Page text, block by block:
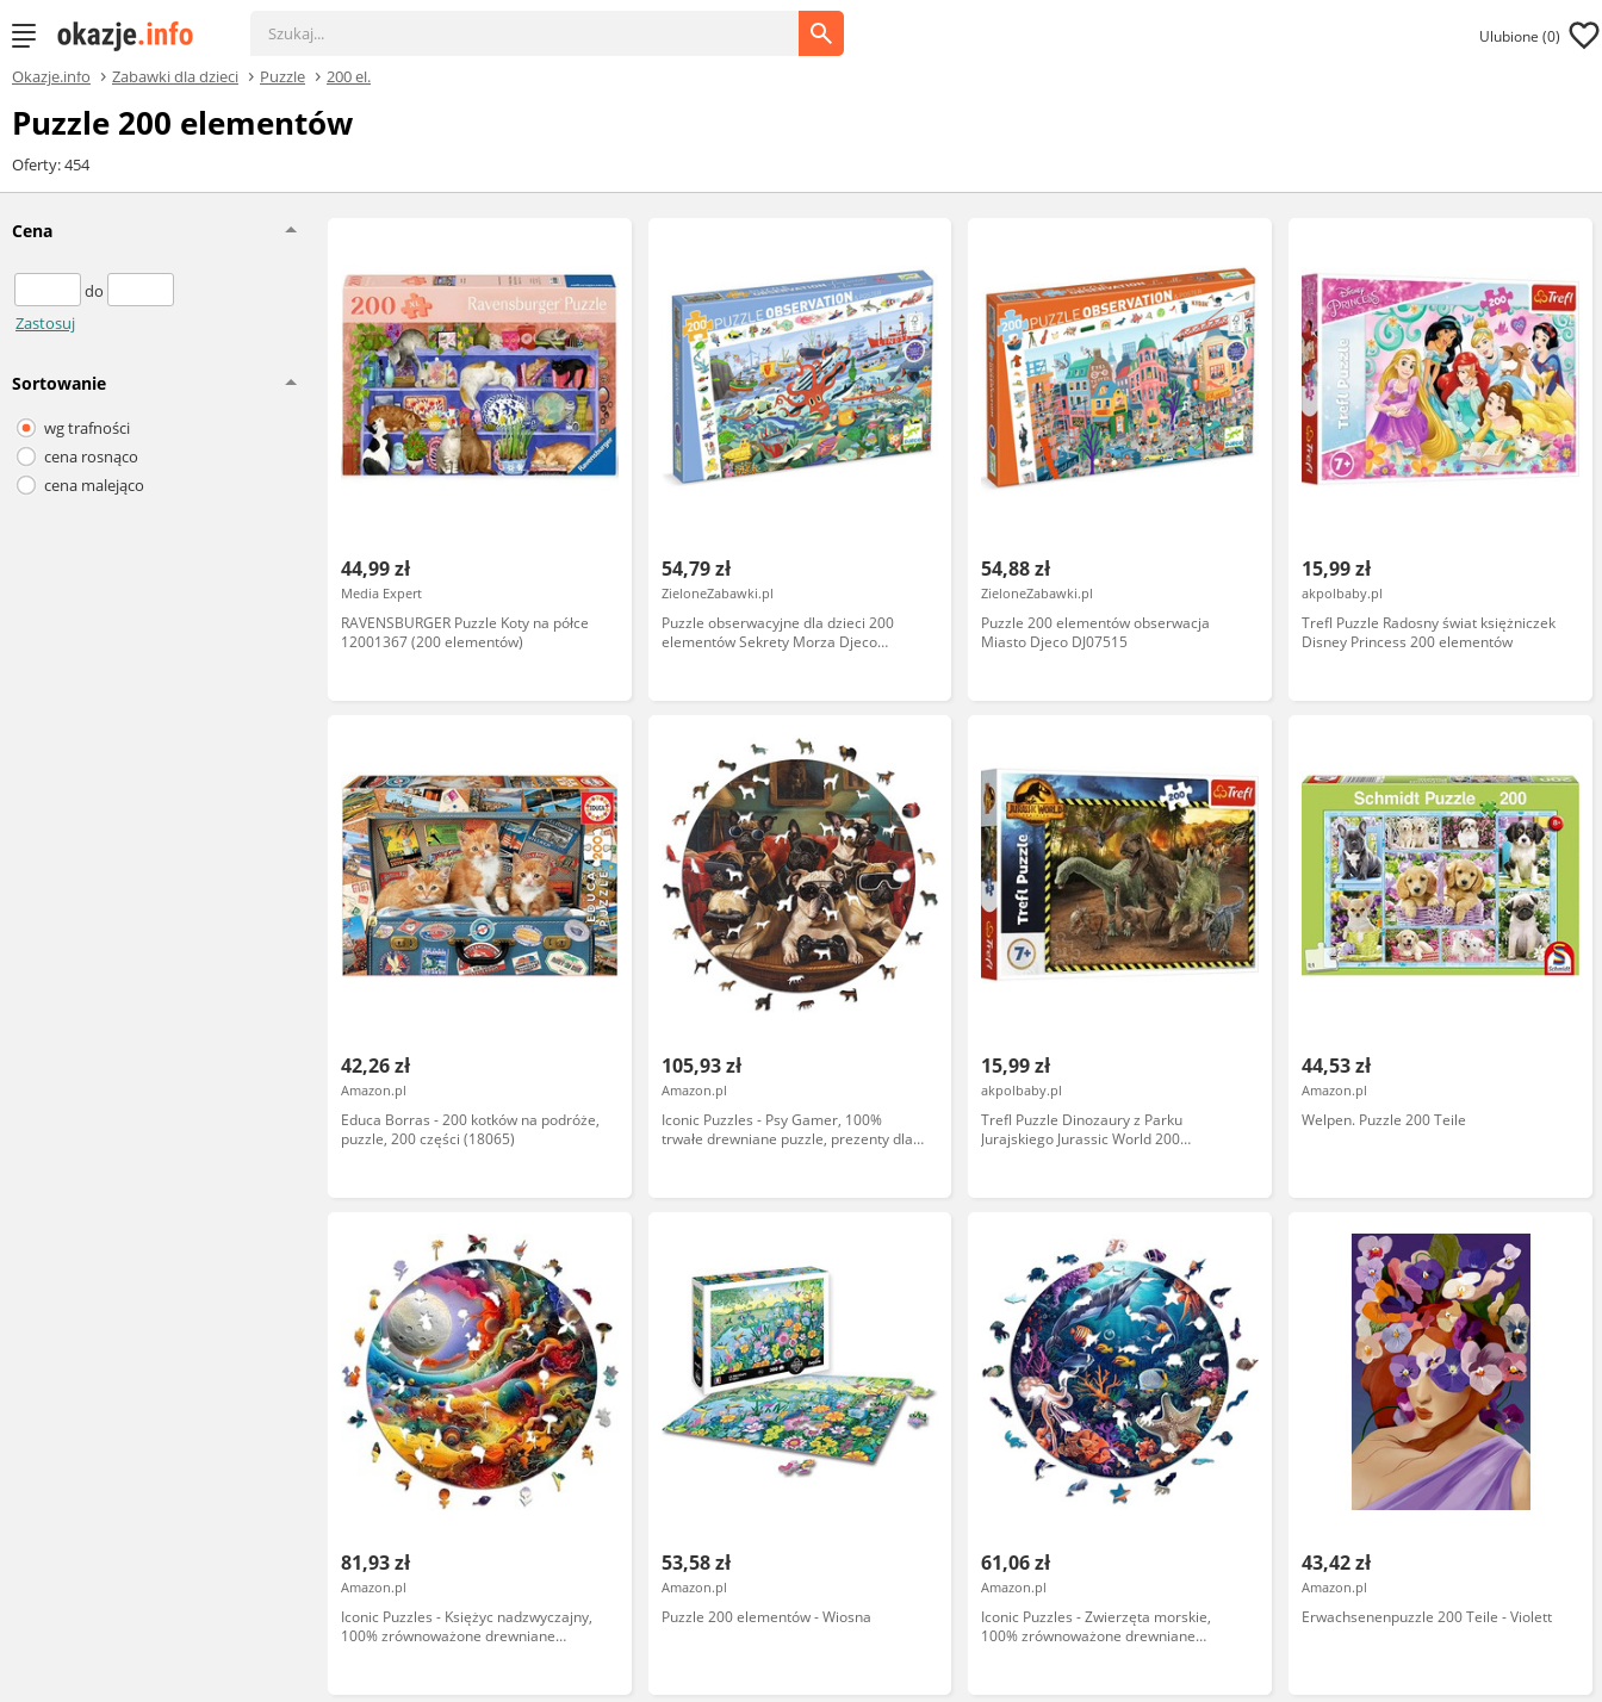
Ulubione (0)
Okazje.info Zabawki dla dzieci Puzzle 200 el.
Puzzle 200 elementów
Oferty: 454
Cena
do
Zastosuj
Sortowanie
wg trafności
cena rosnąco
cena malejąco
44,99 zł
Media Expert
RAVENSBURGER Puzzle Koty na półce
12001367 (200 elementów)
54,79 zł
ZieloneZabawki.pl
Puzzle obserwacyjne dla dzieci 200
elementów Sekrety Morza Djeco
54,88 zł
ZieloneZabawki.pl
Puzzle 200 elementów obserwacja
Miasto Djeco DJ07515
15,99 zł
akpolbaby.pl
Trefl Puzzle Radosny świat księżniczek
Disney Princess 200 elementów
42,26 zł
Amazon.pl
Educa Borras - 200 kotków na podróże,
puzzle, 200 części (18065)
105,93 zł
Amazon.pl
Iconic Puzzles - Psy Gamer, 100%
trwałe drewniane puzzle, prezenty dla
15,99 zł
akpolbaby.pl
Trefl Puzzle Dinozaury z Parku
Jurajskiego Jurassic World 200
44,53 zł
Amazon.pl
Welpen. Puzzle 200 Teile
81,93 zł
Amazon.pl
Iconic Puzzles - Księżyc nadzwyczajny,
100% zrównoważone drewniane
53,58 zł
Amazon.pl
Puzzle 200 elementów - Wiosna
61,06 zł
Amazon.pl
Iconic Puzzles - Zwierzęta morskie,
100% zrównoważone drewniane
43,42 zł
Amazon.pl
Erwachsenenpuzzle 200 Teile - Violett